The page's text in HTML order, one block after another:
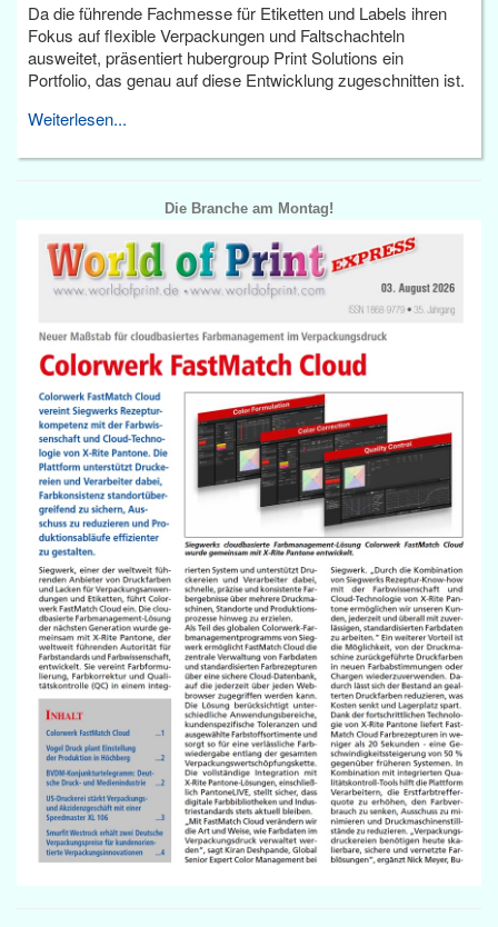
Da die führende Fachmesse für Etiketten und Labels ihren
Fokus auf flexible Verpackungen und Faltschachteln
ausweitet, präsentiert hubergroup Print Solutions ein
Portfolio, das genau auf diese Entwicklung zugeschnitten ist.
Weiterlesen...
Die Branche am Montag!